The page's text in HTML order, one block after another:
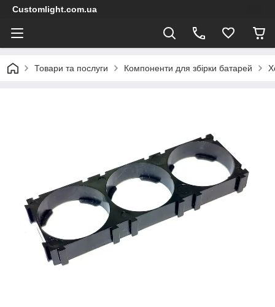
Customlight.com.ua
Товари та послуги Компоненти для збірки батарей